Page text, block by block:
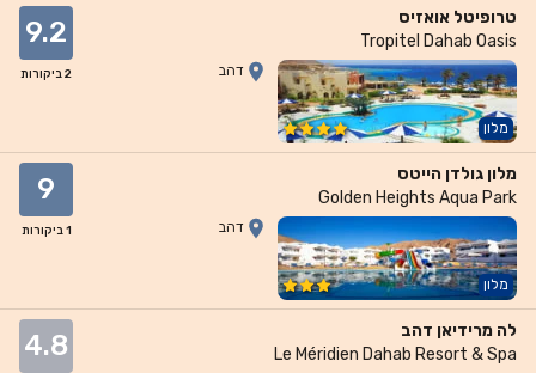
טרופיטל אואזיס
Tropitel Dahab Oasis
9.2
2ביקורות
מלון
דהב
מלון גולדן הייטס
Golden Heights Aqua Park
9
1ביקורות
מלון
דהב
לה מרידיאן דהב
Le Méridien Dahab Resort & Spa
4.8